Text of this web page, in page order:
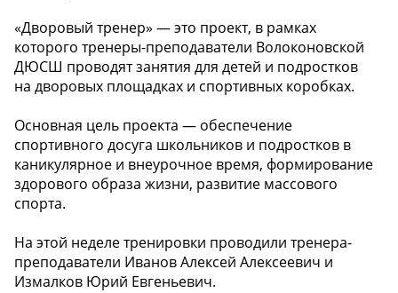
«Дворовый тренер» — это проект, в рамках
которого тренеры-преподаватели Волоконовской
ДЮСШ проводят занятия для детей и подростков
на дворовых площадках и спортивных коробках.
Основная цель проекта — обеспечение
спортивного досуга школьников и подростков в
каникулярное и внеурочное время, формирование
здорового образа жизни, развитие массового
спорта.
На этой неделе тренировки проводили тренера-
преподаватели Иванов Алексей Алексеевич и
Измалков Юрий Евгеньевич.